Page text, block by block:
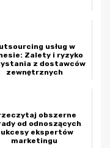
usług w
Zalety i ryzyko
z dostawców
zewnętrznych
obszerne
od odnoszących
ekspertów
marketingu